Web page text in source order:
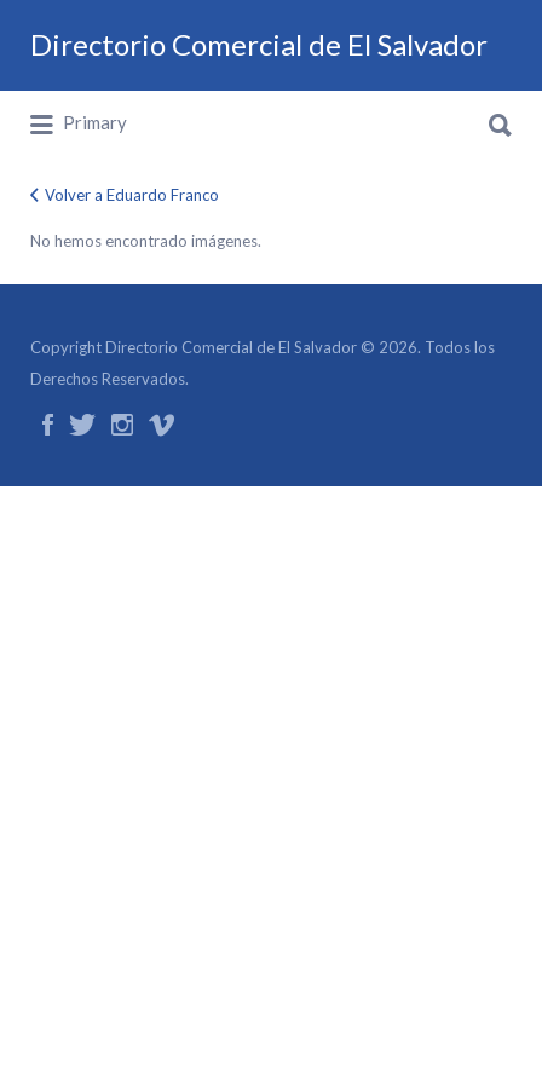
Directorio Comercial de El Salvador
Directorio Comercial de El Salvador
Primary
Volver a Eduardo Franco
No hemos encontrado imágenes.
Copyright Directorio Comercial de El Salvador © 2026. Todos los
Derechos Reservados.